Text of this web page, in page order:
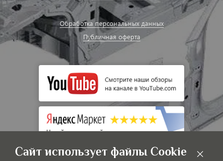
Обработка персональных данных
Публичная оферта
Сайт использует файлы Cookie